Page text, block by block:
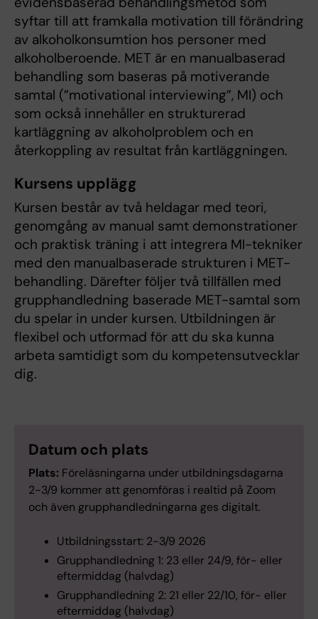
syftar till att framkalla motivation till förändring
av alkoholkonsumtion hos personer med
alkoholberoende. MET är en manualbaserad
behandling som baseras på motiverande
samtal (”motivational interviewing”, MI) och
som också innehåller en strukturerad
kartläggning av alkoholproblem och en
återkoppling av resultat från kartläggningen.
Kursens upplägg
Kursen består av två heldagar med teori,
genomgång av manual samt demonstrationer
och praktisk träning i att integrera MI-tekniker
med den manualbaserade strukturen i MET-
behandling. Därefter följer två tillfällen med
grupphandledning baserade MET-samtal som
du spelar in under kursen. Utbildningen är
flexibel och utformad för att du ska kunna
arbeta samtidigt som du kompetensutvecklar
dig.
Datum och plats
Plats: Föreläsningarna under utbildningsdagarna
2-3/9 kommer att genomföras i realtid på Zoom
och även grupphandledningarna ges digitalt.
Utbildningsstart: 2-3/9 2026
Grupphandledning 1: 23 eller 24/9, för- eller
eftermiddag (halvdag)
Grupphandledning 2: 21 eller 22/10, för- eller
eftermiddag (halvdag)